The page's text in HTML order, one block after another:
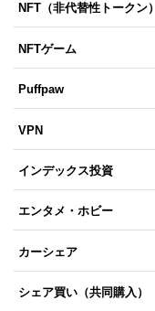
NFT（非代替性トークン）
NFTゲーム
Puffpaw
VPN
インデックス投資
エンタメ・ホビー
カーシェア
シェア買い（共同購入）